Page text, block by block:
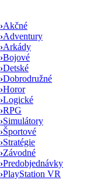
›Akčné
›Adventury
›Arkády
›Bojové
›Detské
›Dobrodružné
›Horor
›Logické
›RPG
›Simulátory
›Športové
›Stratégie
›Závodné
›Predobjednávky
›PlayStation VR